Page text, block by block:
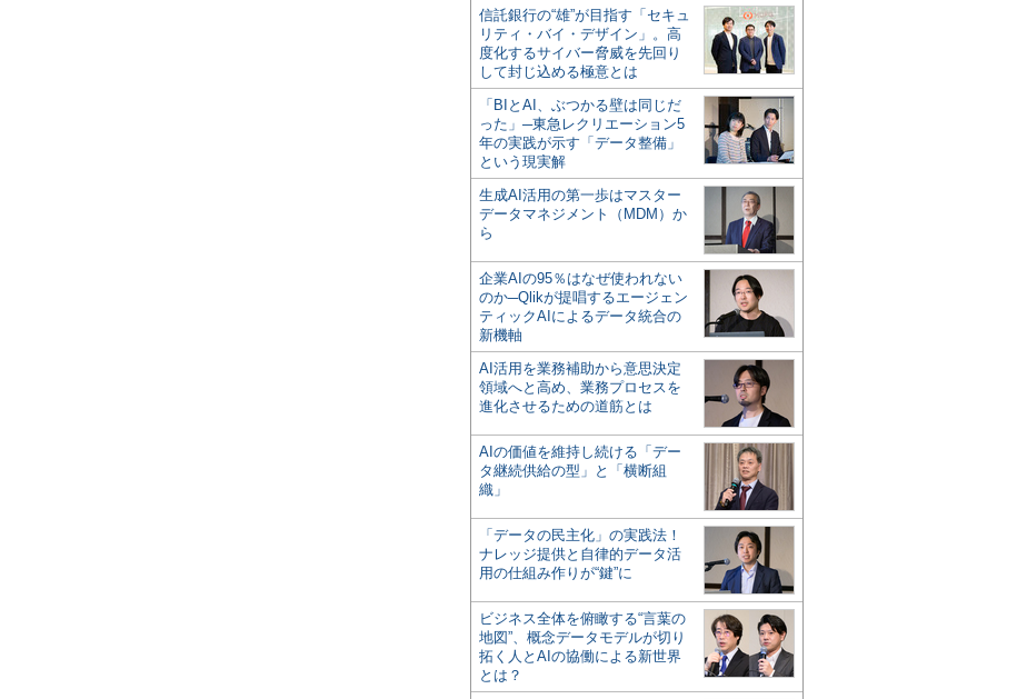
信託銀行の“雄”が目指す「セキュ
リティ・バイ・デザイン」。高
度化するサイバー脅威を先回り
して封じ込める極意とは
「BIとAI、ぶつかる壁は同じだ
った」─東急レクリエーション5
年の実践が示す「データ整備」
という現実解
生成AI活用の第一歩はマスター
データマネジメント（MDM）か
ら
企業AIの95％はなぜ使われない
のか─Qlikが提唱するエージェン
ティックAIによるデータ統合の
新機軸
AI活用を業務補助から意思決定
領域へと高め、業務プロセスを
進化させるための道筋とは
AIの価値を維持し続ける「デー
タ継続供給の型」と「横断組
織」
「データの民主化」の実践法！
ナレッジ提供と自律的データ活
用の仕組み作りが“鍵”に
ビジネス全体を俯瞰する“言葉の
地図”、概念データモデルが切り
拓く人とAIの協働による新世界
とは？